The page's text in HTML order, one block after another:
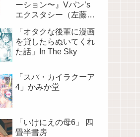
ーション〜』Vパン’s
エクスタシー（左藤空
「オタクな後輩に漫画
を貸したらぬいてくれ
た話」In The Sky
「スパ・カイラクーア
4」かみか堂
「いけにえの母6」 四
畳半書房